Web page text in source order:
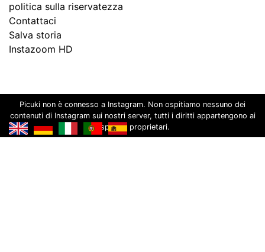
politica sulla riservatezza
Contattaci
Salva storia
Instazoom HD
Picuki non è connesso a Instagram. Non ospitiamo nessuno dei
contenuti di Instagram sui nostri server, tutti i diritti appartengono ai
rispettivi proprietari.